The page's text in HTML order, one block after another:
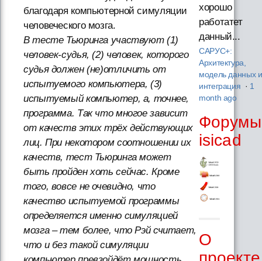
благодаря компьютерной симуляции
человеческого мозга.
В тесте Тьюринга участвуют (1)
человек-судья, (2) человек, которого
судья должен (не)отличить от
испытуемого компьютера, (3)
испытуемый компьютер, а, точнее,
программа. Так что многое зависит
от качеств этих трёх действующих
лиц. При некотором соотношении их
качеств, тест Тьюринга может
быть пройден хоть сейчас. Кроме
того, вовсе не очевидно, что
качество испытуемой программы
определяется именно симуляцией
мозга – тем более, что Рэй считает,
что и без такой симуляции
хорошо
работатет
данный...
САРУС+:
Архитектура,
модель данных и
интеграция · 1
month ago
Форумы
isicad
О